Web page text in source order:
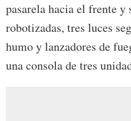
pasarela hacia el frente y
robotizadas, tres luces
humo y lanzadores de
una consola de tres